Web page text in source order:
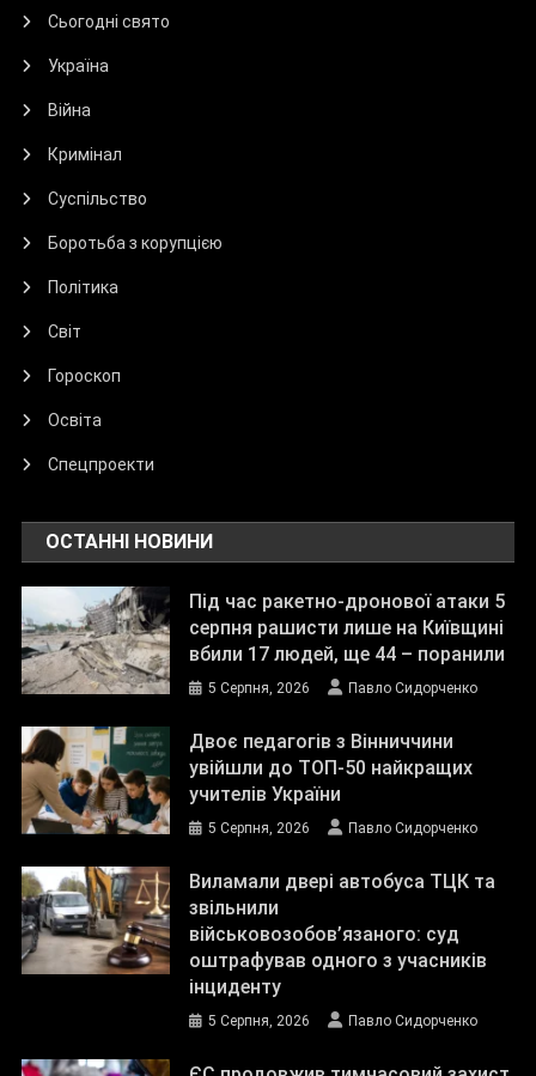
Сьогодні свято
Україна
Війна
Кримінал
Суспільство
Боротьба з корупцією
Політика
Світ
Гороскоп
Освіта
Спецпроекти
ОСТАННІ НОВИНИ
Під час ракетно-дронової атаки 5
серпня рашисти лише на Київщині
вбили 17 людей, ще 44 – поранили
5 Серпня, 2026 Павло Сидорченко
Двоє педагогів з Вінниччини
увійшли до ТОП-50 найкращих
учителів України
5 Серпня, 2026 Павло Сидорченко
Виламали двері автобуса ТЦК та
звільнили
військовозобов’язаного: суд
оштрафував одного з учасників
інциденту
5 Серпня, 2026 Павло Сидорченко